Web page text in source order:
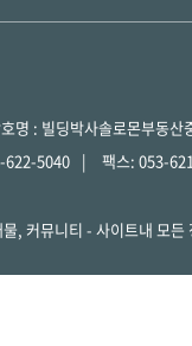
명 : 빌딩박사솔로몬부동산
622-5040 팩스: 053-
, 커뮤니티 - 사이트내 모